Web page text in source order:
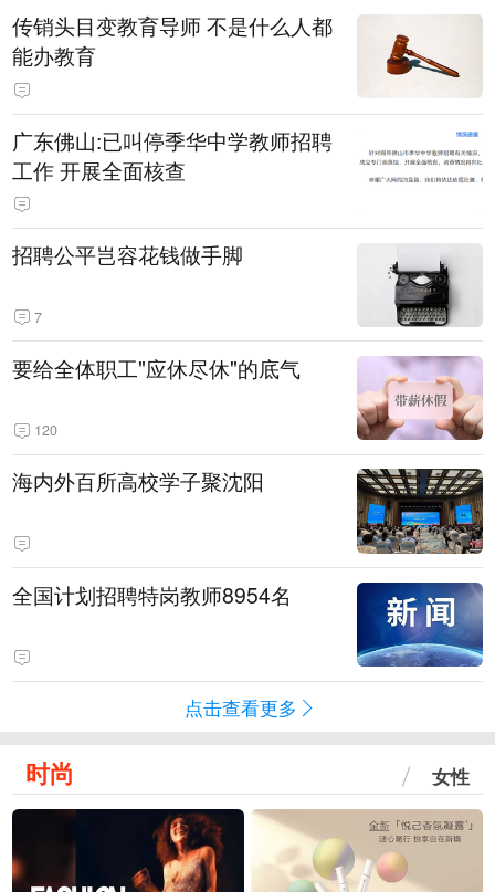
传销头目变教育导师 不是什么人都
能办教育
广东佛山:已叫停季华中学教师招聘
工作 开展全面核查
招聘公平岂容花钱做手脚
7
要给全体职工"应休尽休"的底气
120
海内外百所高校学子聚沈阳
全国计划招聘特岗教师8954名
点击查看更多
时尚 女性